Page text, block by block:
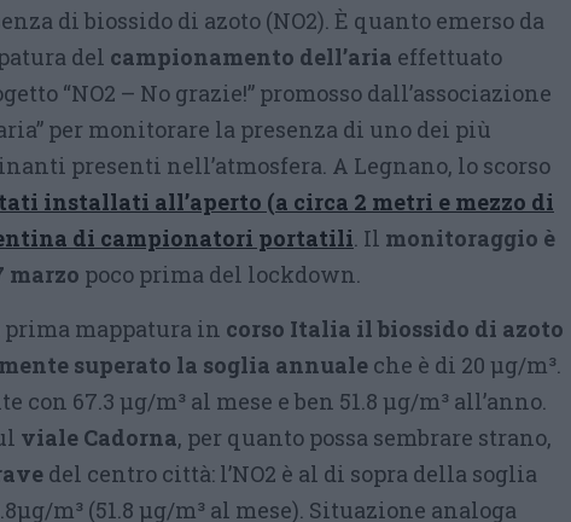
di biossido di azoto (NO2). È quanto emerso da
del campionamento dell’aria effettuato
“NO2 – No grazie!” promosso dall’associazione
per monitorare la presenza di uno dei più
presenti nell’atmosfera. A Legnano, lo scorso
installati all’aperto (a circa 2 metri e mezzo di
di campionatori portatili. Il monitoraggio è
marzo poco prima del lockdown.
prima mappatura in corso Italia il biossido di azoto
superato la soglia annuale che è di 20 μg/m³.
con 67.3 μg/m³ al mese e ben 51.8 μg/m³ all’anno.
viale Cadorna, per quanto possa sembrare strano,
del centro città: l’NO2 è al di sopra della soglia
m³ (51.8 μg/m³ al mese). Situazione analoga
Gli Ambulanti di Forte dei Marmi® ...